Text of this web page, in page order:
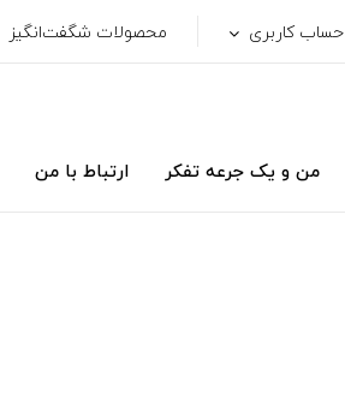
حساب کاربری محصولات شگفت‌انگیز
من و یک جرعه تفکر ارتباط با من